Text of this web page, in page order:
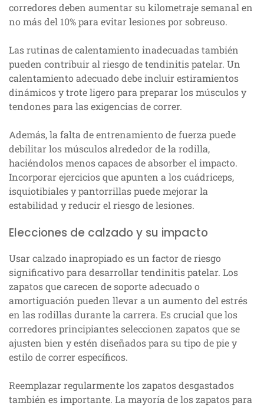
corredores deben aumentar su kilometraje semanal en
no más del 10% para evitar lesiones por sobreuso.
Las rutinas de calentamiento inadecuadas también
pueden contribuir al riesgo de tendinitis patelar. Un
calentamiento adecuado debe incluir estiramientos
dinámicos y trote ligero para preparar los músculos y
tendones para las exigencias de correr.
Además, la falta de entrenamiento de fuerza puede
debilitar los músculos alrededor de la rodilla,
haciéndolos menos capaces de absorber el impacto.
Incorporar ejercicios que apunten a los cuádriceps,
isquiotibiales y pantorrillas puede mejorar la
estabilidad y reducir el riesgo de lesiones.
Elecciones de calzado y su impacto
Usar calzado inapropiado es un factor de riesgo
significativo para desarrollar tendinitis patelar. Los
zapatos que carecen de soporte adecuado o
amortiguación pueden llevar a un aumento del estrés
en las rodillas durante la carrera. Es crucial que los
corredores principiantes seleccionen zapatos que se
ajusten bien y estén diseñados para su tipo de pie y
estilo de correr específicos.
Reemplazar regularmente los zapatos desgastados
también es importante. La mayoría de los zapatos para